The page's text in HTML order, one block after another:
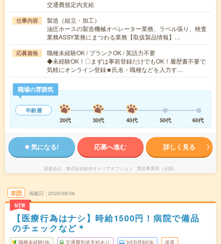
交通費規定内支給
仕事内容
製造（組立・加工）
油圧ホースの製造機械オペレーター業務、ラベル張り、検査
業務ASSY業務にまつわる業務【取扱製品情報】…
応募資格
職種未経験OK / ブランクOK / 英語力不要
◆未経験OK！〇まずは事前登録だけでもOK！履歴書不要で
気軽にオンライン登録★氏名・職種などを入力す…
職場の雰囲気
年齢層
20代
30代 40代 50代 60代
気になる! 応募へ進む 詳しく見る
派遣会社 株式会社綜合キャリアオプション 製造事業部（全国）
未読
NEW
掲載日 2026/08/06
【医療行為はナシ】時給1500円！病院で備品
のチェックなど＊
職種未経験OK 交通費別途支給あり WEB登録OK 派遣